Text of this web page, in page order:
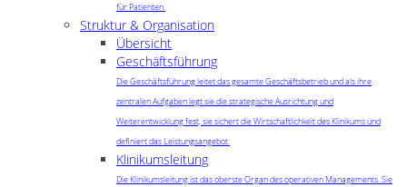
für Patienten.
Struktur & Organisation
Übersicht
Geschäftsführung
Die Geschäftsführung leitet das gesamte Geschäftsbetrieb und als ihre
zentralen Aufgaben legt sie die strategische Ausrichtung und
Weiterentwicklung fest, sie sichert die Wirtschaftlichkeit des Klinikums und
definiert das Leistungsangebot.
Klinikumsleitung
Die Klinikumsleitung ist das oberste Organ des operativen Managements. Sie